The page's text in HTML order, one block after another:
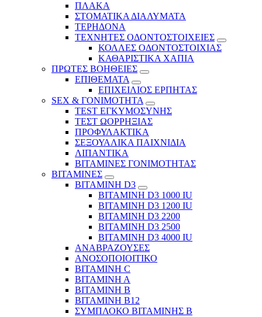
ΠΛΑΚΑ
ΣΤΟΜΑΤΙΚΑ ΔΙΑΛΥΜΑΤΑ
ΤΕΡΗΔΟΝΑ
ΤΕΧΝΗΤΕΣ ΟΔΟΝΤΟΣΤΟΙΧΕΙΕΣ
ΚΟΛΛΕΣ ΟΔΟΝΤΟΣΤΟΙΧΙΑΣ
ΚΑΘΑΡΙΣΤΙΚΑ ΧΑΠΙΑ
ΠΡΩΤΕΣ ΒΟΗΘΕΙΕΣ
ΕΠΙΘΕΜΑΤΑ
ΕΠΙΧΕΙΛΙΟΣ ΕΡΠΗΤΑΣ
SEX & ΓΟΝΙΜΟΤΗΤΑ
TEST ΕΓΚΥΜΟΣΥΝΗΣ
ΤΕΣΤ ΩΟΡΡΗΞΙΑΣ
ΠΡΟΦΥΛΑΚΤΙΚΑ
ΣΕΞΟΥΑΛΙΚΑ ΠΑΙΧΝΙΔΙΑ
ΛΙΠΑΝΤΙΚΑ
ΒΙΤΑΜΙΝΕΣ ΓΟΝΙΜΟΤΗΤΑΣ
ΒΙΤΑΜΙΝΕΣ
ΒΙΤΑΜΙΝΗ D3
ΒΙΤΑΜΙΝΗ D3 1000 IU
ΒΙΤΑΜΙΝΗ D3 1200 IU
ΒΙΤΑΜΙΝΗ D3 2200
ΒΙΤΑΜΙΝΗ D3 2500
BITAMINH D3 4000 IU
ΑΝΑΒΡΑΖΟΥΣΕΣ
ΑΝΟΣΟΠΟΙΟΙΤΙΚΟ
ΒΙΤΑΜΙΝΗ C
ΒΙΤΑΜΙΝΗ Α
ΒΙΤΑΜΙΝΗ Β
ΒΙΤΑΜΙΝΗ Β12
ΣΥΜΠΛΟΚΟ ΒΙΤΑΜΙΝΗΣ Β